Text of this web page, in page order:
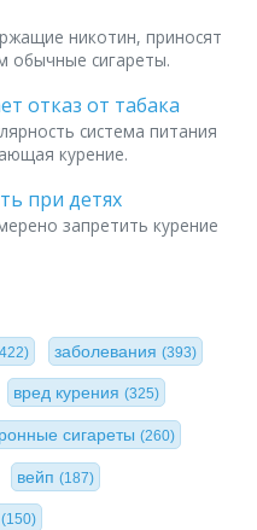
никотин, приносят
обычные сигареты.
отказ от табака
система питания
курение.
при детях
запретить курение
заболевания (393)
вред курения (325)
сигареты(260)
вейп (187)
(150)